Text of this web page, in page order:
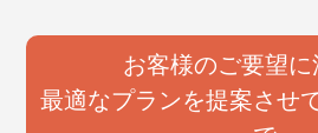
お客様のご要望に
最適なプランを提案させ